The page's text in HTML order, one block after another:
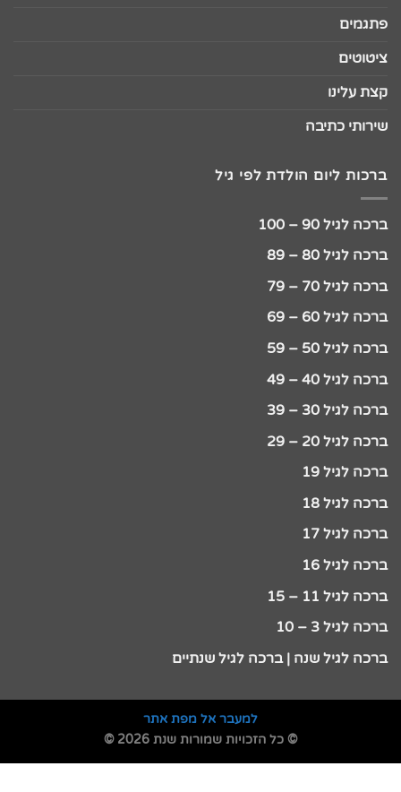
פתגמים
ציטוטים
קצת עלינו
שירותי כתיבה
ברכות ליום הולדת לפי גיל
ברכה לגיל 90 – 100
ברכה לגיל 80 – 89
ברכה לגיל 70 – 79
ברכה לגיל 60 – 69
ברכה לגיל 50 – 59
ברכה לגיל 40 – 49
ברכה לגיל 30 – 39
ברכה לגיל 20 – 29
ברכה לגיל 19
ברכה לגיל 18
ברכה לגיל 17
ברכה לגיל 16
ברכה לגיל 11 – 15
ברכה לגיל 3 – 10
ברכה לגיל שנה | ברכה לגיל שנתיים
למעבר אל מפת אתר
© כל הזכויות שמורות שנת 2026 ©